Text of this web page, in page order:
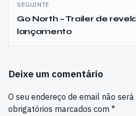
SEGUINTE
Go North – Trailer de
lançamento
Deixe um comentário
O seu endereço de email não
obrigatórios marcados com *